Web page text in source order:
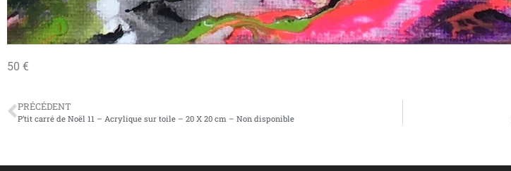
50 €
PRÉCÉDENT
P’tit carré de Noël 11 – Acrylique sur toile – 20 X 20 cm – Non disponible